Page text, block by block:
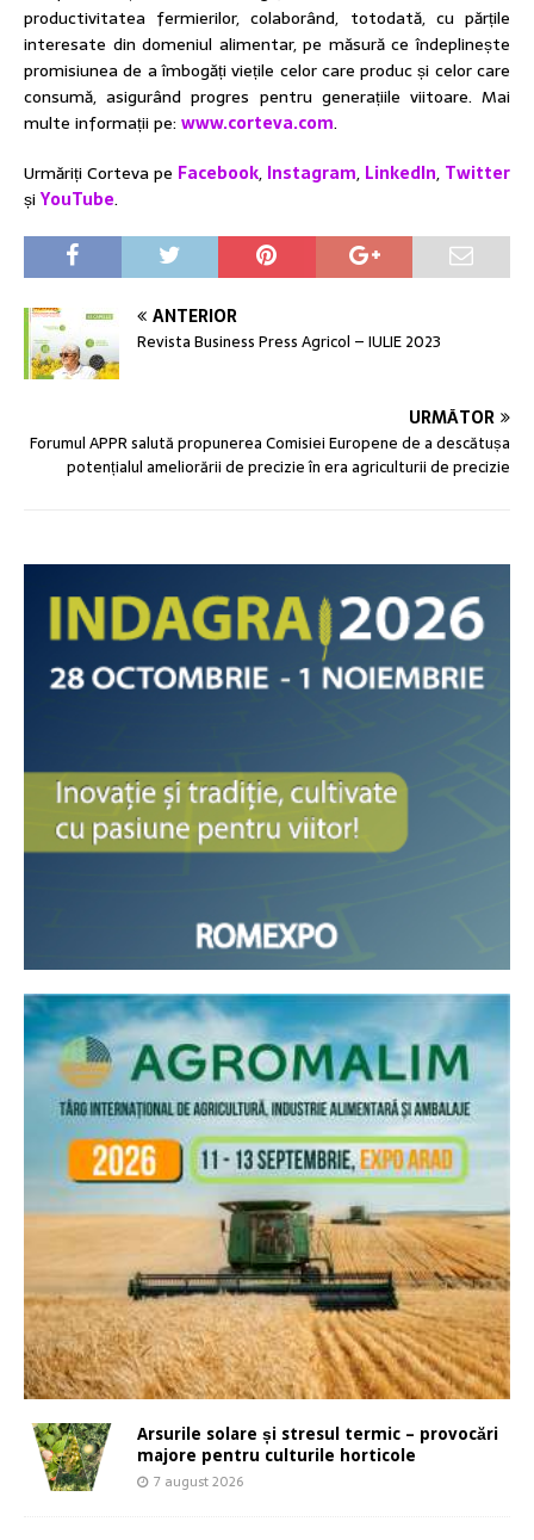
productivitatea fermierilor, colaborând, totodată, cu părțile
interesate din domeniul alimentar, pe măsură ce îndeplinește
promisiunea de a îmbogăți viețile celor care produc și celor care
consumă, asigurând progres pentru generațiile viitoare. Mai
multe informații pe: www.corteva.com.
Urmăriți Corteva pe Facebook, Instagram, LinkedIn, Twitter
și YouTube.
ANTERIOR
Revista Business Press Agricol – IULIE 2023
URMĂTOR
Forumul APPR salută propunerea Comisiei Europene de a descătușa
potențialul ameliorării de precizie în era agriculturii de precizie
Arsurile solare și stresul termic – provocări
majore pentru culturile horticole
7 august 2026